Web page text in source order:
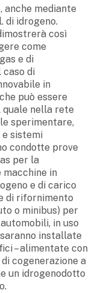
anche mediante
di idrogeno.
così
come
e di
di
in
può essere
nella rete
sperimentare,
sistemi
condotte prove
per la
in
e di carico
di rifornimento
o minibus) per
in uso
installate
– alimentate con
cogenerazione a
un idrogenodotto